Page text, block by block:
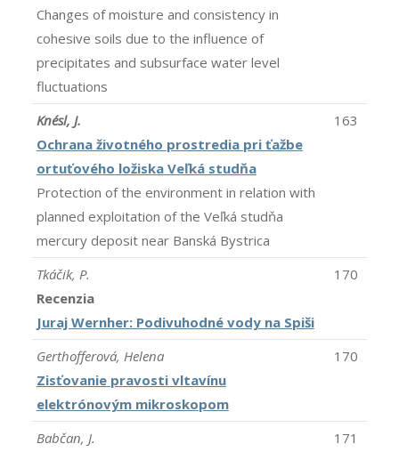
Changes of moisture and consistency in
cohesive soils due to the influence of
precipitates and subsurface water level
fluctuations
Knésl, J.
Ochrana životného prostredia pri ťažbe
ortuťového ložiska Veľká studňa
Protection of the environment in relation with
planned exploitation of the Veľká studňa
mercury deposit near Banská Bystrica
163
Tkáčik, P.
Recenzia
Juraj Wernher: Podivuhodné vody na Spiši
170
Gerthofferová, Helena
Zisťovanie pravosti vltavínu
elektrónovým mikroskopom
170
Babčan, J.
171